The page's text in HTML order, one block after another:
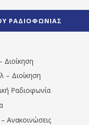
"
ΡΑΔΙΟΦΩΝΙΑΣ
Διοίκηση
– Διοίκηση
Ραδιοφωνία
– Ανακοινώσεις